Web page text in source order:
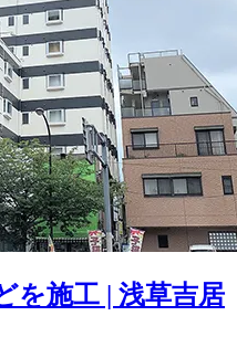
を施工 | 浅草吉居